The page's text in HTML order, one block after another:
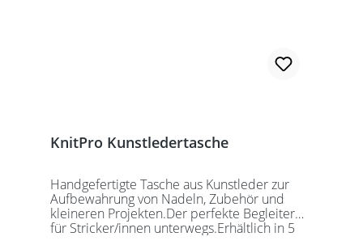
KnitPro Kunstledertasche
Handgefertigte Tasche aus Kunstleder zur
Aufbewahrung von Nadeln, Zubehör und
kleineren Projekten.Der perfekte Begleiter
für Stricker/innen unterwegs.Erhältlich in 5